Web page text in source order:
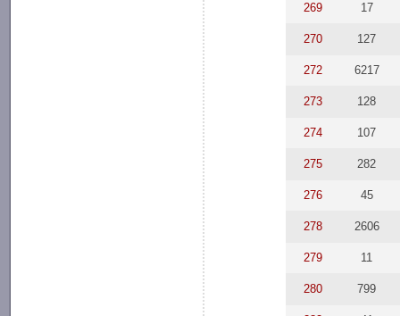
269 17
270 127
272 6217
273 128
274 107
275 282
276 45
278 2606
279 11
280 799